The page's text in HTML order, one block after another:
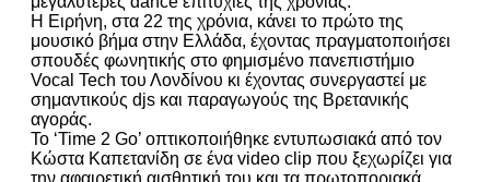
Η Ειρήνη, στα 22 της χρόνια, κάνει το πρώτο της
μουσικό βήμα στην Ελλάδα, έχοντας πραγματοποιήσει
σπουδές φωνητικής στο φημισμένο πανεπιστήμιο
Vocal Tech του Λονδίνου κι έχοντας συνεργαστεί με
σημαντικούς djs και παραγωγούς της Βρετανικής
αγοράς.
Το ‘Time 2 Go’ οπτικοποιήθηκε εντυπωσιακά από τον
Κώστα Καπετανίδη σε ένα video clip που ξεχωρίζει για
την αφαιρετική αισθητική του και τα πρωτοποριακά